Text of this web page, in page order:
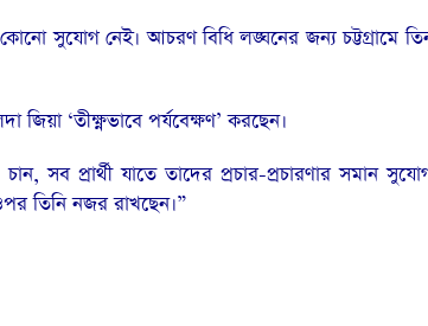
সুযোগ নেই। আচরণ বিধি লঙ্ঘনের জন্য চট্টগ্রামে
জিয়া ‘তীক্ষ্ণভাবে পর্যবেক্ষণ’ করছেন।
সব প্রার্থী যাতে তাদের প্রচার-প্রচারণার সমান
তিনি নজর রাখছেন।”